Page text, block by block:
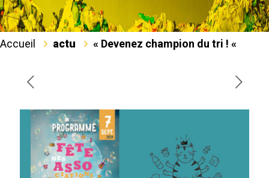
Accueil actu « Devenez champion du tri ! «